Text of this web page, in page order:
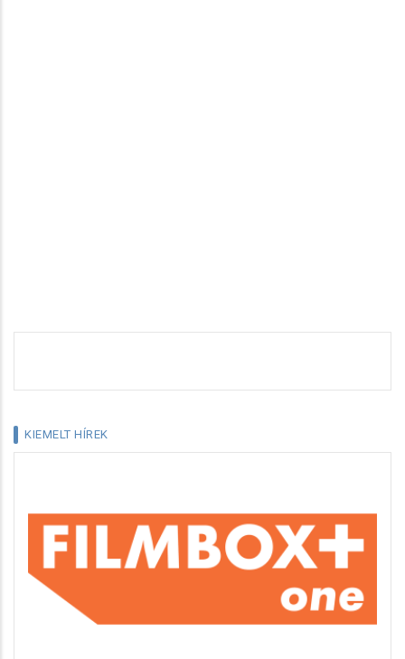
KIEMELT HÍREK